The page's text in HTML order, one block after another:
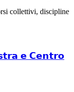
collettivi, discipline
𝗲 𝗖𝗲𝗻𝘁𝗿𝗼